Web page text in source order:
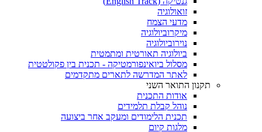
זואולוגיה
מדעי הצמח
מיקרוביולוגיה
נוירוביולוגיה
ביולוגיה תאורטית ומתמטית
מסלול ביואינפורמטיקה - תכנית בין פקולטטית
לאתר המדרשה לתארים מתקדמים
תקנון התואר השני
אודות התכנית
נוהל קבלת תלמידים
תכנית הלימודים ומעקב אחר ביצועה
מלגות קיום